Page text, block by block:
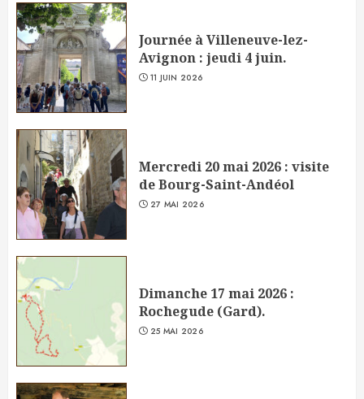
Journée à Villeneuve-lez-
Avignon : jeudi 4 juin.
11 JUIN 2026
Mercredi 20 mai 2026 : visite
de Bourg-Saint-Andéol
27 MAI 2026
Dimanche 17 mai 2026 :
Rochegude (Gard).
25 MAI 2026